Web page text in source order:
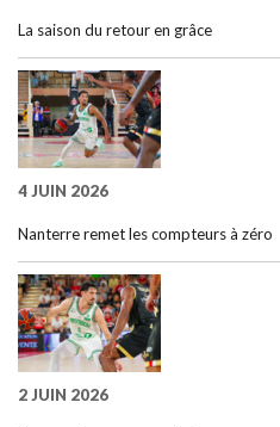
La saison du retour en grâce
4 JUIN 2026
Nanterre remet les compteurs à zéro
2 JUIN 2026